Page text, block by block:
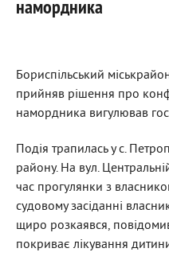
намордника
Бориспільський
прийняв рішення про
намордника вигулював
Подія трапилась у с.
району. На вул.
час прогулянки з
судовому засіданні
щиро розкаявся,
покриває лікування